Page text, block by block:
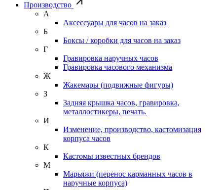
Производство
А
Аксессуары для часов на заказ
Б
Боксы / коробки для часов на заказ
Г
Гравировка наручных часов
Гравировка часового механизма
Ж
Жакемары (подвижные фигуры)
З
Задняя крышка часов, гравировка,
металлостикеры, печать.
И
Изменение, производство, кастомизация
корпуса часов
К
Кастомы известных брендов
М
Марьяжи (перенос карманных часов в
наручные корпуса)